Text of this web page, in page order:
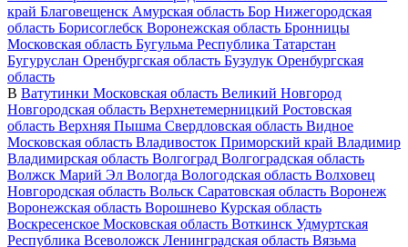
край Благовещенск Амурская область Бор Нижегородская
область Борисоглебск Воронежская область Бронницы
Московская область Бугульма Республика Татарстан
Бугуруслан Оренбургская область Бузулук Оренбургская
область
В Ватутинки Московская область Великий Новгород
Новгородская область Верхнетемерницкий Ростовская
область Верхняя Пышма Свердловская область Видное
Московская область Владивосток Приморский край Владимир
Владимирская область Волгоград Волгоградская область
Волжск Марий Эл Вологда Вологодская область Волховец
Новгородская область Вольск Саратовская область Воронеж
Воронежская область Ворошнево Курская область
Воскресенское Московская область Воткинск Удмуртская
Республика Всеволожск Ленинградская область Вязьма